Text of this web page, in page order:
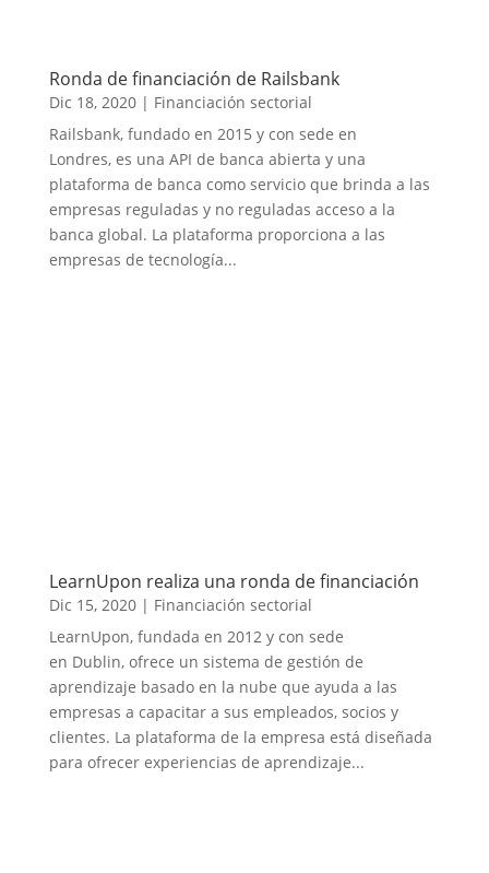
Ronda de financiación de Railsbank
Dic 18, 2020| Financiación sectorial
Railsbank, fundado en 2015 y con sede en
Londres, es una API de banca abierta y una
plataforma de banca como servicio que brinda a las
empresas reguladas y no reguladas acceso a la
banca global. La plataforma proporciona a las
empresas de tecnología...
LearnUpon realiza una ronda de financiación
Dic 15, 2020| Financiación sectorial
LearnUpon, fundada en 2012 y con sede
en Dublin, ofrece un sistema de gestión de
aprendizaje basado en la nube que ayuda a las
empresas a capacitar a sus empleados, socios y
clientes. La plataforma de la empresa está diseñada
para ofrecer experiencias de aprendizaje...